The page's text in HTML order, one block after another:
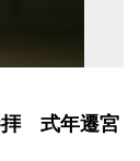
拝 式年遷宮